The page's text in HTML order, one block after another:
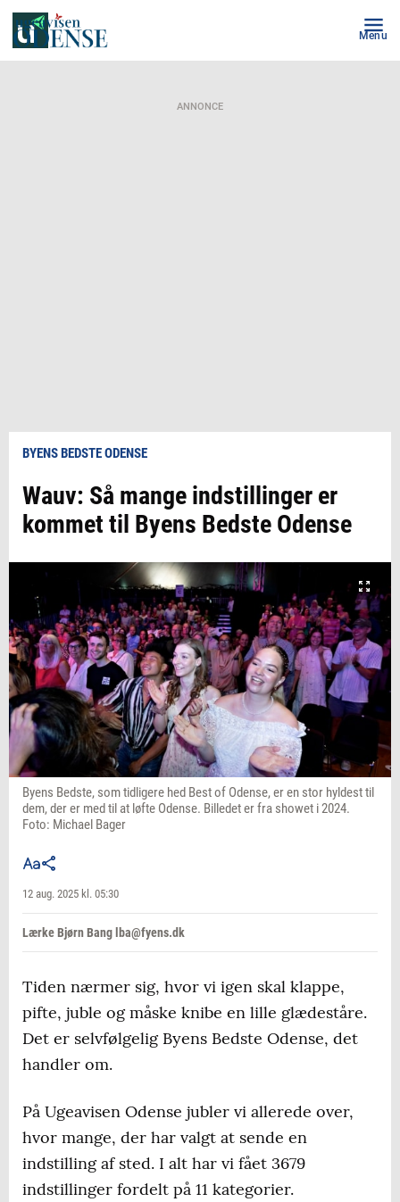
Menu
ANNONCE
BYENS BEDSTE ODENSE
Wauv: Så mange indstillinger er
kommet til Byens Bedste Odense
Byens Bedste, som tidligere hed Best of Odense, er en stor hyldest til
dem, der er med til at løfte Odense. Billedet er fra showet i 2024.
Foto: Michael Bager
12 aug. 2025 kl. 05:30
Lærke Bjørn Bang lba@fyens.dk
Tiden nærmer sig, hvor vi igen skal klappe,
pifte, juble og måske knibe en lille glædeståre.
Det er selvfølgelig Byens Bedste Odense, det
handler om.
På Ugeavisen Odense jubler vi allerede over,
hvor mange, der har valgt at sende en
indstilling af sted. I alt har vi fået 3679
indstillinger fordelt på 11 kategorier.